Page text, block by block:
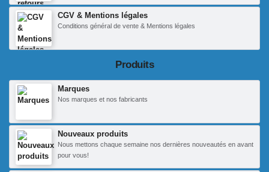
CGV & Mentions légales
Conditions général de vente & Mentions légales
Produits
Marques
Nos marques et nos fabricants
Nouveaux produits
Nous mettons chaque semaine nos dernières nouveautés en avant
pour vous!